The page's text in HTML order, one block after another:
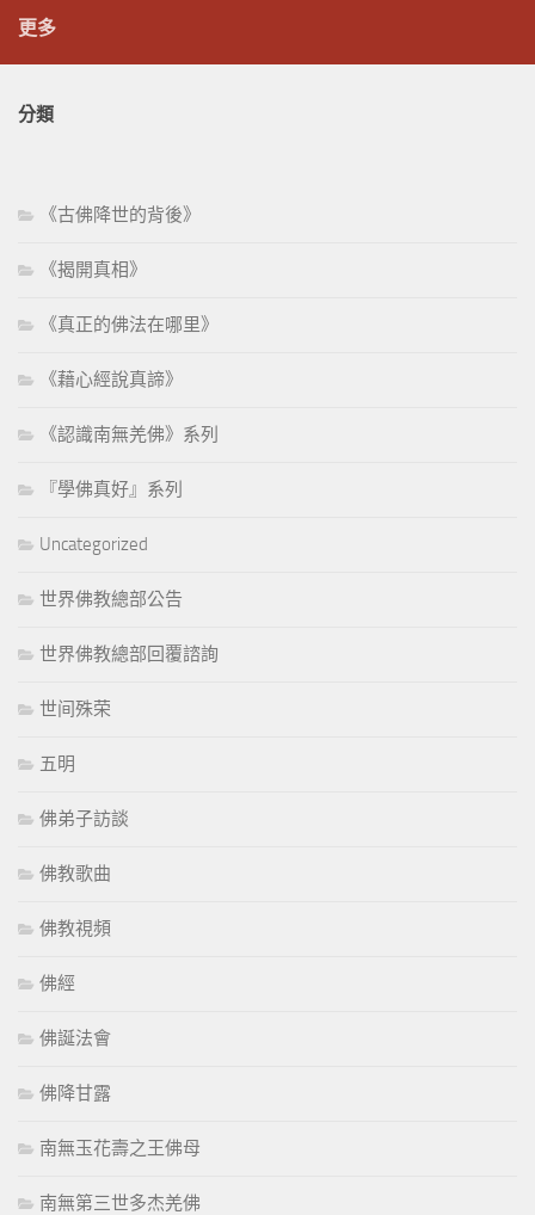
更多
分類
《古佛降世的背後》
《揭開真相》
《真正的佛法在哪里》
《藉心經說真諦》
《認識南無羌佛》系列
『學佛真好』系列
Uncategorized
世界佛教總部公告
世界佛教總部回覆諮詢
世间殊荣
五明
佛弟子訪談
佛教歌曲
佛教視頻
佛經
佛誕法會
佛降甘露
南無玉花壽之王佛母
南無第三世多杰羌佛